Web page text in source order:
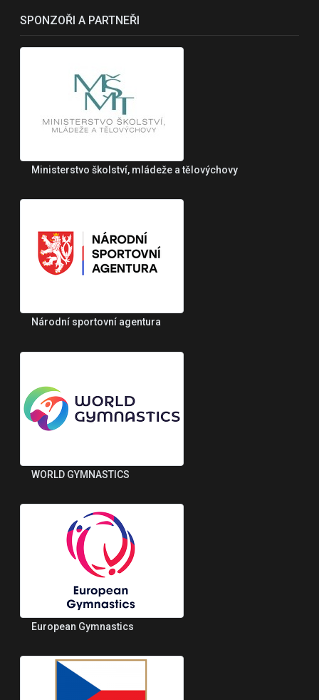
SPONZOŘI A PARTNEŘI
Ministerstvo školství, mládeže a tělovýchovy
Národní sportovní agentura
WORLD GYMNASTICS
European Gymnastics